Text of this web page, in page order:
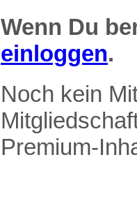
Wenn Du
einloggen.
Noch kein
Premium-